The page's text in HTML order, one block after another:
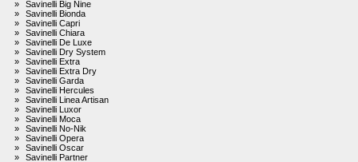
»
Savinelli Big Nine
»
Savinelli Bionda
»
Savinelli Capri
»
Savinelli Chiara
»
Savinelli De Luxe
»
Savinelli Dry System
»
Savinelli Extra
»
Savinelli Extra Dry
»
Savinelli Garda
»
Savinelli Hercules
»
Savinelli Linea Artisan
»
Savinelli Luxor
»
Savinelli Moca
»
Savinelli No-Nik
»
Savinelli Opera
»
Savinelli Oscar
»
Savinelli Partner